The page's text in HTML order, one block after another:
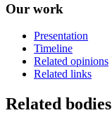
Our work
Presentation
Timeline
Related opinions
Related links
Related bodies